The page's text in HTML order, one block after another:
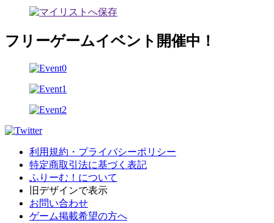
フリーゲームイベント開催中！
利用規約・プライバシーポリシー
特定商取引法に基づく表記
ふりーむ！について
旧デザインで表示
お問い合わせ
ゲーム掲載希望の方へ